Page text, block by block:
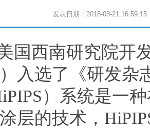
发表日期：2018-03-21
国西南研究院开
）入选了《研发
）系统是一
层的技术，